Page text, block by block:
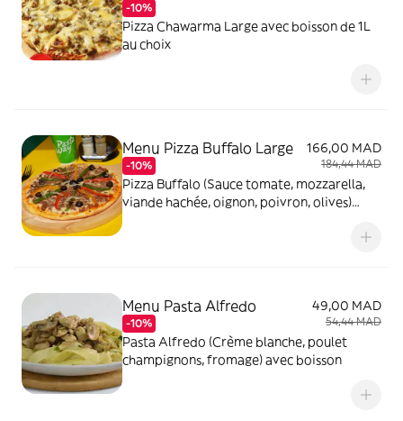
-10%
Pizza Chawarma Large avec boisson de 1L
au choix
Menu Pizza Buffalo Large
-10%
166,00 MAD
184,44 MAD
Pizza Buffalo (Sauce tomate, mozzarella,
viande hachée, oignon, poivron, olives)
Menu Pasta Alfredo
-10%
49,00 MAD
54,44 MAD
Pasta Alfredo (Crème blanche, poulet
champignons, fromage) avec boisson